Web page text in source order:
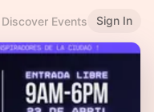
Discover Events Sign In